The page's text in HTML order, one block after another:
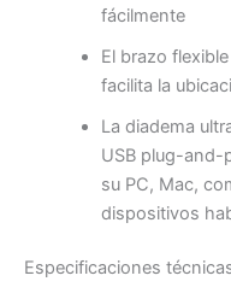
fácilmente
El brazo
facilita la
La diadema
USB plug-and-
su PC, Mac,
dispositivos
Especificaciones